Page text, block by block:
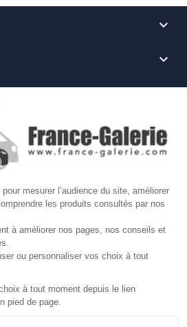
mesurer l’audience du site, améliorer
les produits consultés par nos
à améliorer nos pages, nos conseils et
ou personnaliser vos choix à tout
à tout moment depuis le lien
pied de page.



D'INFORMATIONS